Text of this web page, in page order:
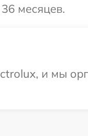
месяцев.
и мы